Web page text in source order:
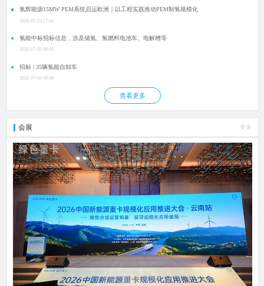
氢辉能源15MW PEM系统启运欧洲｜以工程实践推动PEM制氢规模化
2026-07-23 17:44
氢能中标招标信息，涉及储氢、氢燃料电池车、电解槽等
2026-07-05 09:49
招标 | 35辆氢能自卸车
2026-07-04 09:48
查看更多
会展 更多